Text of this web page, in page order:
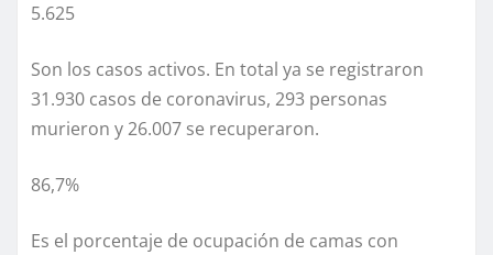
5.625
Son los casos activos. En total ya se registraron
31.930 casos de coronavirus, 293 personas
murieron y 26.007 se recuperaron.
86,7%
Es el porcentaje de ocupación de camas con